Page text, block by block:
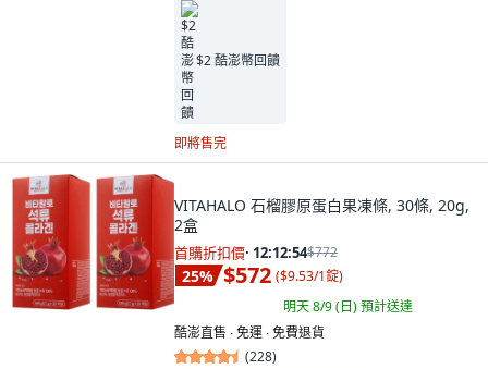
$2 酷澎幣回饋
即將售完
VITAHALO 石榴膠原蛋白果凍條, 30條, 20g,
2盒
首購折扣價· 12:12:53$772
25% $572 ($9.53/1錠)
明天 8/9 (日)預計送達
酷澎直售 ∙ 免運 ∙ 免費退貨
(228)